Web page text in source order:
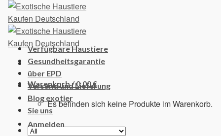
Skip
content
Warenkorb /0,00€
Es befinden sich keine Produkte im Warenkorb.
Anmelden
Verfügbare Haustiere
Gesundheitsgarantie
über EPD
Versand und Lieferung
Blog exotier
Sie uns